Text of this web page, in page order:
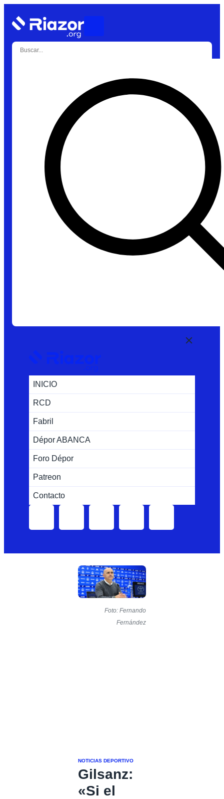
INICIO
RCD
Fabril
Dépor ABANCA
Foro Dépor
Patreon
Contacto
Foto: Fernando
Fernández
NOTICIAS DEPORTIVO
Gilsanz:
«Si el